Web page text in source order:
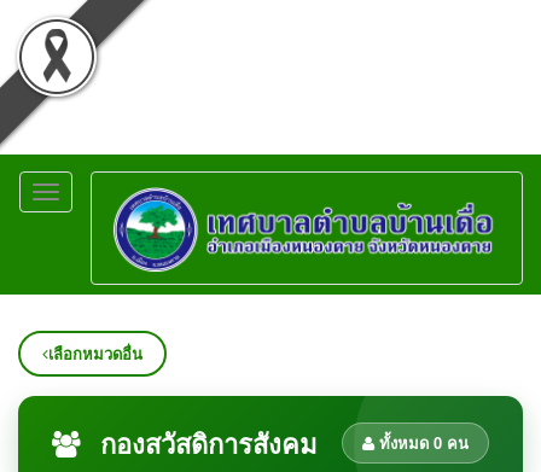
Toggle
navigation
เลือกหมวดอื่น
กองสวัสดิการสังคม ทั้งหมด 0 คน